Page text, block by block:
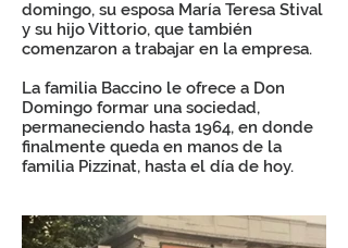
domingo, su esposa María Teresa Stival
y su hijo Vittorio, que también
comenzaron a trabajar en la empresa.
La familia Baccino le ofrece a Don
Domingo formar una sociedad,
permaneciendo hasta 1964, en donde
finalmente queda en manos de la
familia Pizzinat, hasta el día de hoy.